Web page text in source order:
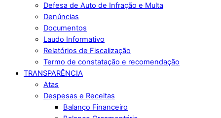
Defesa de Auto de Infração e Multa
Denúncias
Documentos
Laudo Informativo
Relatórios de Fiscalização
Termo de constatação e recomendação
TRANSPARÊNCIA
Atas
Despesas e Receitas
Balanço Financeiro